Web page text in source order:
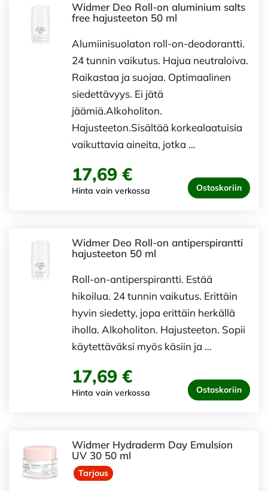
Widmer Deo Roll-on aluminium salts
free hajusteeton 50 ml
Alumiinisuolaton roll-on-deodorantti.
24 tunnin vaikutus. Hajua neutraloiva.
Raikastaa ja suojaa. Optimaalinen
siedettävyys. Ei jätä
jäämiä.Alkoholiton.
Hajusteeton.Sisältää korkealaatuisia
vaikuttavia aineita, jotka …
17,69 €
Hinta vain verkossa Ostoskoriin
Widmer Deo Roll-on antiperspirantti
hajusteeton 50 ml
Roll-on-antiperspirantti. Estää
hikoilua. 24 tunnin vaikutus. Erittäin
hyvin siedetty, jopa erittäin herkällä
iholla. Alkoholiton. Hajusteeton. Sopii
käytettäväksi myös käsiin ja …
17,69 €
Hinta vain verkossa Ostoskoriin
Widmer Hydraderm Day Emulsion
UV 30 50 ml
Tarjous